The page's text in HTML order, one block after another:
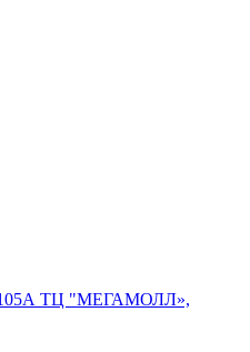
105А ТЦ "МЕГАМОЛЛ»,